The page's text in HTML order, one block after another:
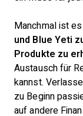
Manchmal ist
und Blue Yeti
Produkte zu
Austausch für
kannst.
zu Beginn
auf andere